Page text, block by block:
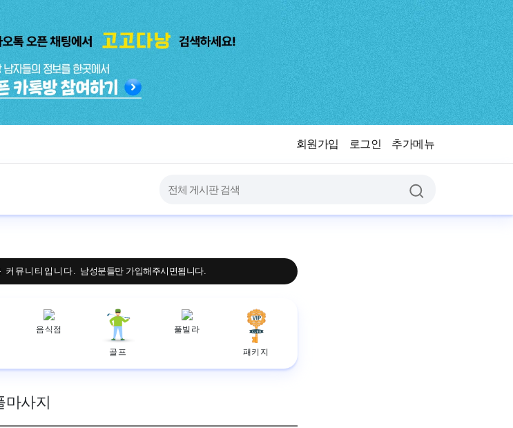
회원가입 로그인 추가메뉴
커뮤니티입니다. 남성분들만 가입해주시면됩니다.
음식점
골프
풀빌라
패키지
사지